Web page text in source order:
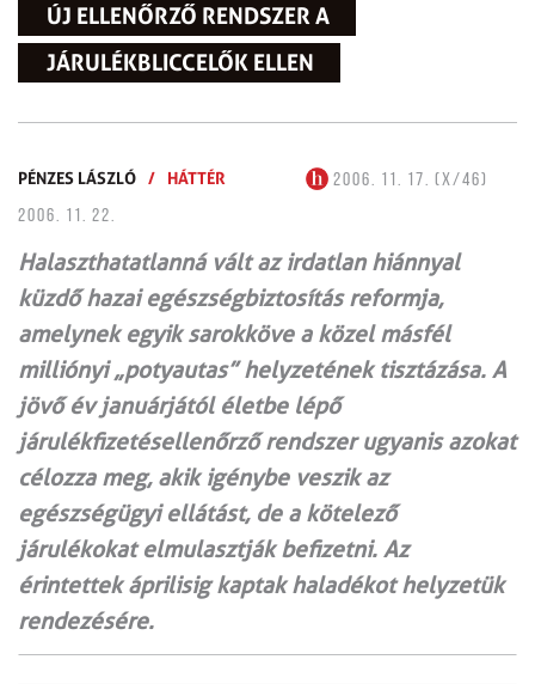
ÚJ ELLENŐRZŐ RENDSZER A
JÁRULÉKBLICCELŐK ELLEN
PÉNZES LÁSZLÓ / HÁTTÉR
2006. 11. 17. (X/46)
2006. 11. 22.
Halaszthatatlanná vált az irdatlan hiánnyal
küzdő hazai egészségbiztosítás reformja,
amelynek egyik sarokköve a közel másfél
milliónyi „potyautas” helyzetének tisztázása. A
jövő év januárjától életbe lépő
járulékfizetésellenőrző rendszer ugyanis azokat
célozza meg, akik igénybe veszik az
egészségügyi ellátást, de a kötelező
járulékokat elmulasztják befizetni. Az
érintettek áprilisig kaptak haladékot helyzetük
rendezésére.